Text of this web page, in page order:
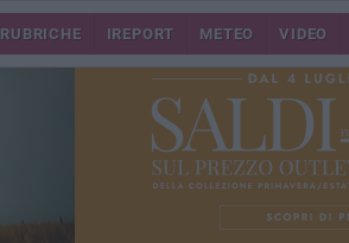
RUBRICHE IREPORT METEO VIDEO